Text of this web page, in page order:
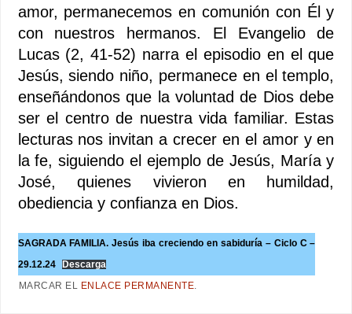
amor, permanecemos en comunión con Él y
con nuestros hermanos. El Evangelio de
Lucas (2, 41-52) narra el episodio en el que
Jesús, siendo niño, permanece en el templo,
enseñándonos que la voluntad de Dios debe
ser el centro de nuestra vida familiar. Estas
lecturas nos invitan a crecer en el amor y en
la fe, siguiendo el ejemplo de Jesús, María y
José, quienes vivieron en humildad,
obediencia y confianza en Dios.
SAGRADA FAMILIA. Jesús iba creciendo en sabiduría – Ciclo C –
29.12.24 Descarga
MARCAR EL ENLACE PERMANENTE